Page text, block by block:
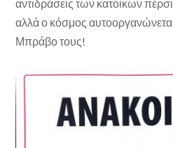
αντιδράσεις των κατοίκων
αλλά ο κόσμος αυτοοργανώνεται
Μπράβο τους!